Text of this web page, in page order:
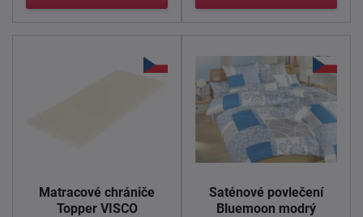
Matracové chrániče
Topper VISCO
Saténové povlečení
Bluemoon modrý